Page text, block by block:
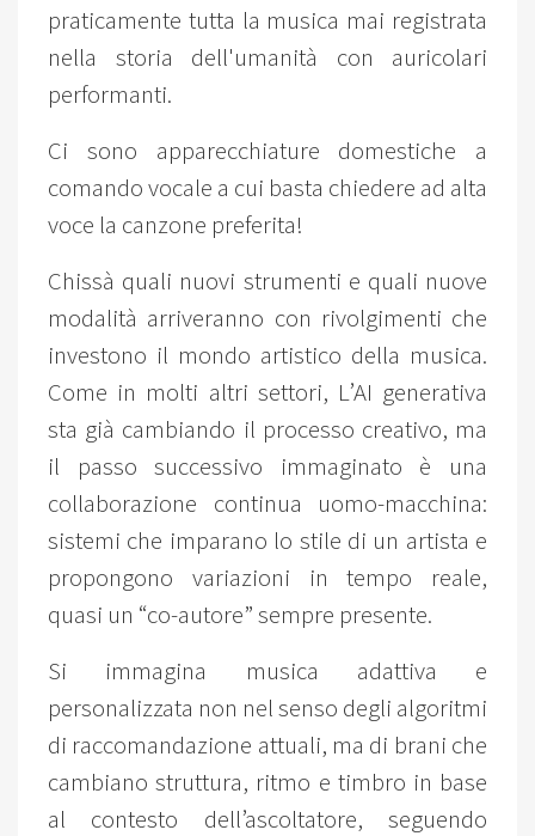
praticamente tutta la musica mai registrata
nella storia dell'umanità con auricolari
performanti.
Ci sono apparecchiature domestiche a
comando vocale a cui basta chiedere ad alta
voce la canzone preferita!
Chissà quali nuovi strumenti e quali nuove
modalità arriveranno con rivolgimenti che
investono il mondo artistico della musica.
Come in molti altri settori, L’AI generativa
sta già cambiando il processo creativo, ma
il passo successivo immaginato è una
collaborazione continua uomo-macchina:
sistemi che imparano lo stile di un artista e
propongono variazioni in tempo reale,
quasi un “co-autore” sempre presente.
Si immagina musica adattiva e
personalizzata non nel senso degli algoritmi
di raccomandazione attuali, ma di brani che
cambiano struttura, ritmo e timbro in base
al contesto dell’ascoltatore, seguendo